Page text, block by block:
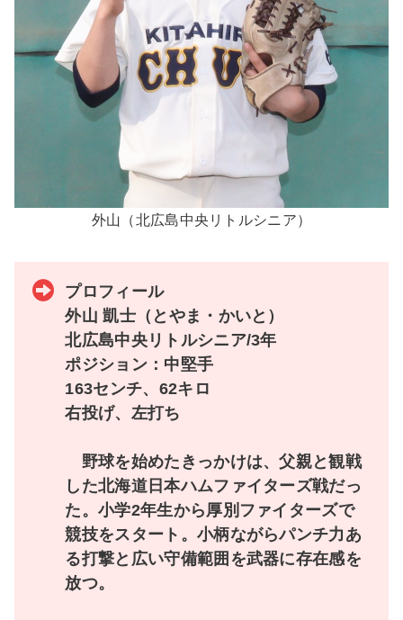
外山（北広島中央リトルシニア）
プロフィール
外山 凱士（とやま・かいと）
北広島中央リトルシニア/3年
ポジション：中堅手
163センチ、62キロ
右投げ、左打ち
野球を始めたきっかけは、父親と観戦
した北海道日本ハムファイターズ戦だっ
た。小学2年生から厚別ファイターズで
競技をスタート。小柄ながらパンチ力あ
る打撃と広い守備範囲を武器に存在感を
放つ。